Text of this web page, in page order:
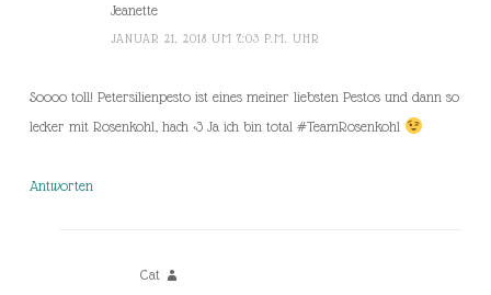
Jeanette
JANUAR 21, 2018 UM 7:03 P.M. UHR
Soooo toll! Petersilienpesto ist eines meiner liebsten Pestos und dann so
lecker mit Rosenkohl, hach <3 Ja ich bin total #TeamRosenkohl
Antworten
Cat